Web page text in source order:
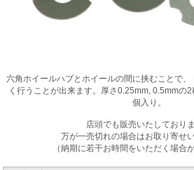
六角ホイールハブとホイールの間に挟むことで
く行うことが出来ます。厚さ0.25mm, 0.5mmの
個入り。
店頭でも販売いたしておりま
万が一売切れの場合はお取り寄せい
（納期に若干お時間をいただく場合